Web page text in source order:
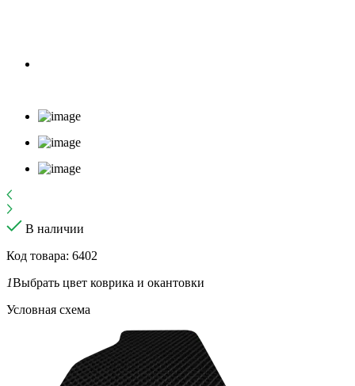
В наличии
Код товара: 6402
1Выбрать цвет коврика и окантовки
Условная схема